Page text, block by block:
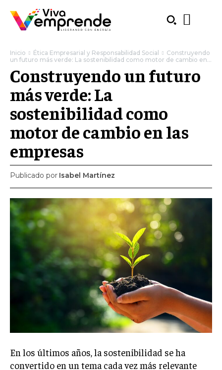
SUBSCRIBE
Welcome to Liberty Case
We have a curated list of the most noteworthy news from all
across the globe. With any subscription plan, you get access
exclusive articlesthat let you stay ahead of the curve.
LIFESTYLE PUBLIC OPINION
Inicio Ética Empresarial y Responsabilidad Social
Construyendo
un futuro más verde: La sostenibilidad como motor de cambio en...
Construyendo un futuro
más verde: La
sostenibilidad como
motor de cambio en las
empresas
Publicado por Isabel Martínez
En los últimos años, la sostenibilidad se ha
convertido en un tema cada vez más relevante